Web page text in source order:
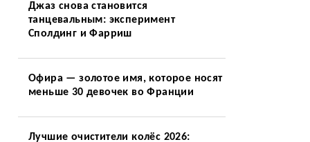
Джаз снова становится
танцевальным: эксперимент
Сполдинг и Фарриш
Офира — золотое имя, которое носят
меньше 30 девочек во Франции
Лучшие очистители колёс 2026: